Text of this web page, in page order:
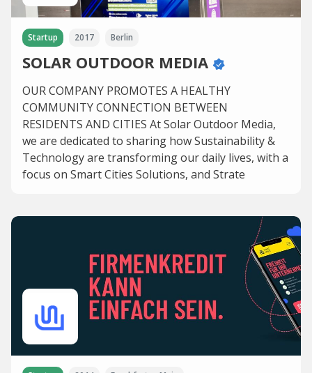
Startup 2017 Berlin
SOLAR OUTDOOR MEDIA
OUR COMPANY PROMOTES A HEALTHY
COMMUNITY CONNECTION BETWEEN
RESIDENTS AND CITIES At Solar Outdoor Media,
we are dedicated to sharing how Sustainability &
Technology are transforming our daily lives, with a
focus on Smart Cities Solutions, and Strate